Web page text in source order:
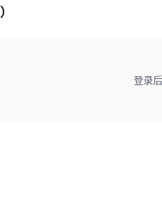
）
登录